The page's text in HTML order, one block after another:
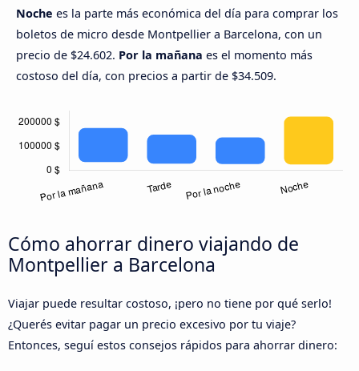
Noche es la parte más económica del día para comprar los
boletos de micro desde Montpellier a Barcelona, con un
precio de $24.602. Por la mañana es el momento más
costoso del día, con precios a partir de $34.509.
Cómo ahorrar dinero viajando de
Montpellier a Barcelona
Viajar puede resultar costoso, ¡pero no tiene por qué serlo!
¿Querés evitar pagar un precio excesivo por tu viaje?
Entonces, seguí estos consejos rápidos para ahorrar dinero: